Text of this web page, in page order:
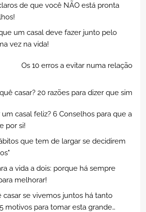
de que você NÃO está pronta
um casal deve fazer junto pelo
vez na vida!
Os 10 erros a evitar numa relação
casar? 20 razões para dizer que sim
casal feliz? 6 Conselhos para que a
por si!
que tem de largar se decidirem
a vida a dois: porque há sempre
melhorar!
casar se vivemos juntos há tanto
motivos para tomar esta grande